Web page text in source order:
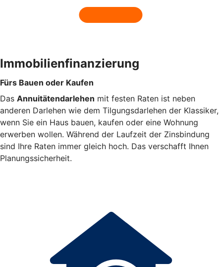
Immobilienfinanzierung
Fürs Bauen oder Kaufen
Das Annuitätendarlehen mit festen Raten ist neben
anderen Darlehen wie dem Tilgungsdarlehen der Klassiker,
wenn Sie ein Haus bauen, kaufen oder eine Wohnung
erwerben wollen. Während der Laufzeit der Zinsbindung
sind Ihre Raten immer gleich hoch. Das verschafft Ihnen
Planungssicherheit.